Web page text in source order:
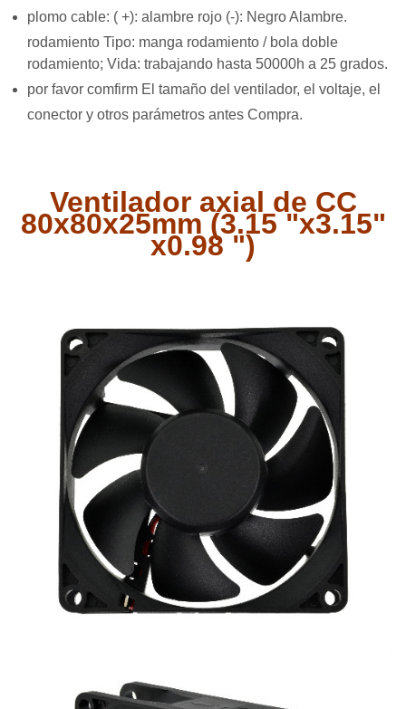
plomo cable: ( +): alambre rojo (-): Negro Alambre.
rodamiento Tipo: manga rodamiento / bola doble
rodamiento; Vida: trabajando hasta 50000h a 25 grados.
por favor comfirm El tamaño del ventilador, el voltaje, el
conector y otros parámetros antes Compra.
Ventilador axial de CC
80x80x25mm (3.15 "x3.15"
x0.98 ")